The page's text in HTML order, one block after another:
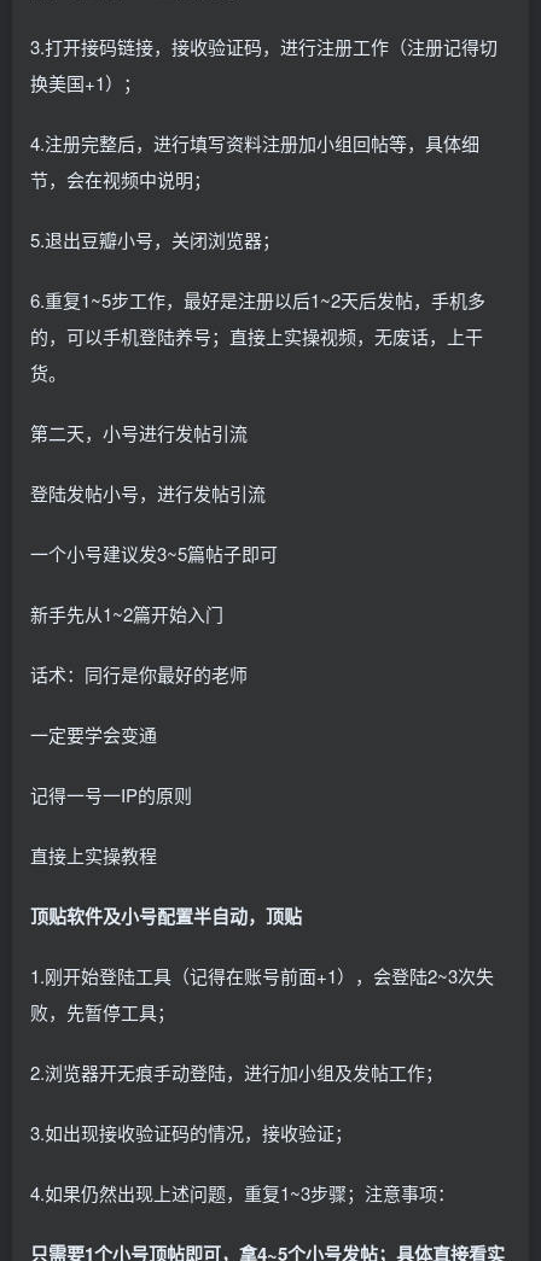
3.打开接码链接，接收验证码，进行注册工作（注册记得切
换美国+1）；
4.注册完整后，进行填写资料注册加小组回帖等，具体细
节，会在视频中说明；
5.退出豆瓣小号，关闭浏览器；
6.重复1~5步工作，最好是注册以后1~2天后发帖，手机多
的，可以手机登陆养号；直接上实操视频，无废话，上干
货。
第二天，小号进行发帖引流
登陆发帖小号，进行发帖引流
一个小号建议发3~5篇帖子即可
新手先从1~2篇开始入门
话术：同行是你最好的老师
一定要学会变通
记得一号一IP的原则
直接上实操教程
顶贴软件及小号配置半自动，顶贴
1.刚开始登陆工具（记得在账号前面+1），会登陆2~3次失
败，先暂停工具；
2.浏览器开无痕手动登陆，进行加小组及发帖工作；
3.如出现接收验证码的情况，接收验证；
4.如果仍然出现上述问题，重复1~3步骤；注意事项：
只需要1个小号顶帖即可，拿4~5个小号发帖；具体直接看实